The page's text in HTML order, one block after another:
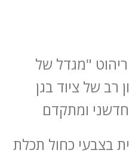
"מגדל של
של ציוד בגן
חדשני ומתקדם
בצבעי כחול תכלת